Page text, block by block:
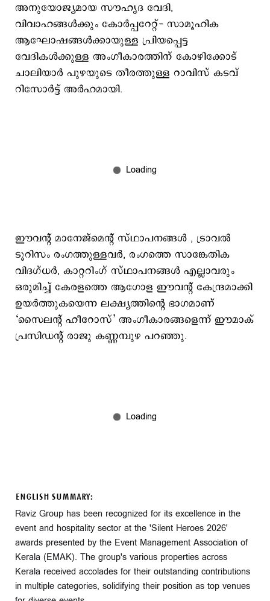
അനുയോജ്യമായ സൗഹൃദ വേദി,
വിവാഹങ്ങൾക്കും കോർപ്പറേറ്റ്- സാമൂഹിക
ആഘോഷങ്ങൾക്കായുള്ള പ്രിയപ്പെട്ട
വേദികൾക്കുള്ള അംഗീകാരത്തിന് കോഴിക്കോട്
ചാലിയാർ പുഴയുടെ തീരത്തുള്ള റാവിസ് കടവ്
റിസോർട്ട് അർഹമായി.
ഈവന്റ് മാനേജ്മെന്‍റ് സ്ഥാപനങ്ങൾ , ട്രാവൽ
ടൂറിസം രംഗത്തുള്ളവർ, രംഗത്തെ സാങ്കേതിക
വിദഗ്ധർ, കാറ്ററിംഗ് സ്ഥാപനങ്ങൾ എല്ലാവരും
ഒരുമിച്ച് കേരളത്തെ ആഗോള ഈവന്റ് കേന്ദ്രമാക്കി
ഉയർത്തുകയെന്ന ലക്ഷ്യത്തിന്റെ ഭാഗമാണ്
‘സൈലന്‍റ് ഹീറോസ്’ അംഗീകാരങ്ങളെന്ന് ഈമാക്
പ്രസിഡന്റ്‌ രാജു കണ്ണമ്പുഴ പറഞ്ഞു.
ENGLISH SUMMARY:
Raviz Group has been recognized for its excellence in the
event and hospitality sector at the 'Silent Heroes 2026'
awards presented by the Event Management Association of
Kerala (EMAK). The group's various properties across
Kerala received accolades for their outstanding contributions
in multiple categories, solidifying their position as top venues